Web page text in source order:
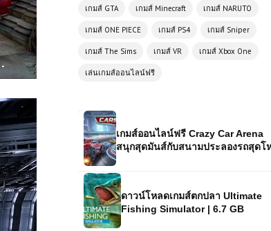
เกมส์ GTA เกมส์ Minecraft เกมส์ NARUTO
เกมส์ ONE PIECE เกมส์ PS4 เกมส์ Sniper
เกมส์ The Sims เกมส์ VR เกมส์ Xbox One
เล่นเกมส์ออนไลน์ฟรี
เกมส์ออนไลน์ฟรี Zombie Road:
Shooter with Destruction – เกมยิง
ดาวน์โหลดเกมส์ตกปลา Ultimate
โหลดเกมส์ (PC) Call of Duty WW